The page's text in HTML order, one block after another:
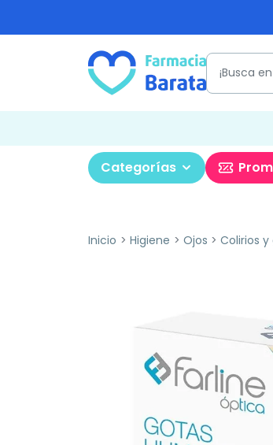
Categorías
Inicio Higiene Ojos Colirios